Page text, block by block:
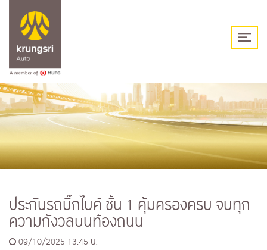
ประกันรถบิ๊กไบค์ ชั้น 1 คุ้มครองครบ จบทุก
ความกังวลบนท้องถนน
09/10/2025 13:45 น.